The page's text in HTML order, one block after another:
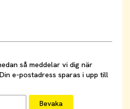
så meddelar vi dig när
e-postadress sparas i upp till
Bevaka